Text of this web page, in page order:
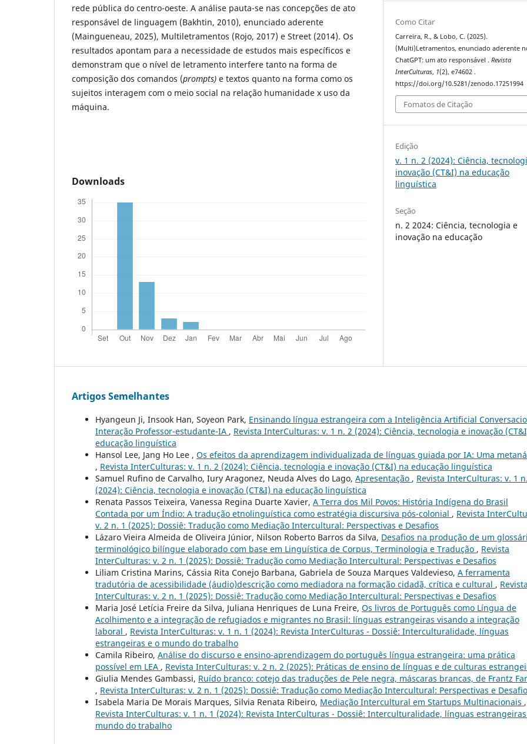
rede pública do centro-oeste. A análise pauta-se nas concepções de ato
responsável de linguagem (Bakhtin, 2010), enunciado aderente
(Maingueneau, 2025), Multiletramentos (Rojo, 2017) e Street (2014). Os
resultados apontam para a necessidade de estudos mais específicos e
demonstram que o nível de letramento interfere tanto na forma de
composição dos comandos (prompts) e textos quanto na forma como os
sujeitos interagem com o meio social na relação humanidade x uso da
máquina.
Downloads
Como Citar
Carreira, R., & Lobo, C. (2025).
(Multi)Letramentos, enunciado aderente
ChatGPT: um ato responsável .Revista
InterCulturas, 1(2), e74602 .
https://doi.org/10.5281/zenodo.17251994
Fomatos de Citação
Edição
v. 1 n. 2 (2024): Ciência,
inovação (CT&I) na educação
linguística
Seção
n. 2 2024: Ciência, tecnologia e
inovação na educação
Artigos Semelhantes
Hyangeun Ji, Insook Han, Soyeon Park, Ensinando língua estrangeira com a Inteligência Artificial
Interação Professor-estudante-IA , Revista InterCulturas: v. 1 n. 2 (2024): Ciência, tecnologia e inovação
educação linguística
Hansol Lee, Jang Ho Lee , Os efeitos da aprendizagem individualizada de línguas guiada por IA: Uma
, Revista InterCulturas: v. 1 n. 2 (2024): Ciência, tecnologia e inovação (CT&I) na educação linguística
Samuel Rufino de Carvalho, Iury Aragonez, Neuda Alves do Lago, Apresentação , Revista InterCulturas: v. 1
(2024): Ciência, tecnologia e inovação (CT&I) na educação linguística
Renata Passos Teixeira, Vanessa Regina Duarte Xavier, A Terra dos Mil Povos: História Indígena do Brasil
Contada por um Índio: A tradução etnolinguística como estratégia discursiva pós-colonial , Revista
v. 2 n. 1 (2025): Dossiê: Tradução como Mediação Intercultural: Perspectivas e Desafios
Lázaro Vieira Almeida de Oliveira Júnior, Nilson Roberto Barros da Silva, Desafios na produção de um
terminológico bilíngue elaborado com base em Linguística de Corpus, Terminologia e Tradução , Revista
InterCulturas: v. 2 n. 1 (2025): Dossiê: Tradução como Mediação Intercultural: Perspectivas e Desafios
Liliam Cristina Marins, Cássia Rita Conejo Barbana, Gabriela de Souza Marques Valdevieso, A ferramenta
tradutória de acessibilidade (áudio)descrição como mediadora na formação cidadã, crítica e cultural , Revista
InterCulturas: v. 2 n. 1 (2025): Dossiê: Tradução como Mediação Intercultural: Perspectivas e Desafios
Maria José Letícia Freire da Silva, Juliana Henriques de Luna Freire, Os livros de Português como Língua de
Acolhimento e a integração de refugiados e migrantes no Brasil: línguas estrangeiras visando a integração
laboral , Revista InterCulturas: v. 1 n. 1 (2024): Revista InterCulturas - Dossiê: Interculturalidade, línguas
estrangeiras e o mundo do trabalho
Camila Ribeiro, Análise do discurso e ensino-aprendizagem do português língua estrangeira: uma prática
possível em LEA , Revista InterCulturas: v. 2 n. 2 (2025): Práticas de ensino de línguas e de culturas
Giulia Mendes Gambassi, Ruído branco: cotejo das traduções de Pele negra, máscaras brancas, de Frantz
, Revista InterCulturas: v. 2 n. 1 (2025): Dossiê: Tradução como Mediação Intercultural: Perspectivas e
Isabela Maria De Morais Marques, Silvia Renata Ribeiro, Mediação Intercultural em Startups Multinacionais ,
Revista InterCulturas: v. 1 n. 1 (2024): Revista InterCulturas - Dossiê: Interculturalidade, línguas
mundo do trabalho